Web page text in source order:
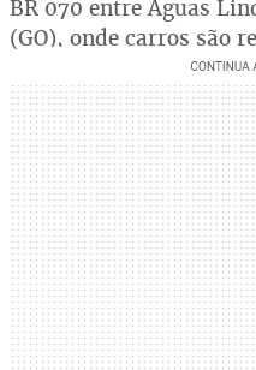
BR 070 entre Águas
(GO), onde carros são